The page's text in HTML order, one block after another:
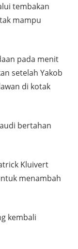
tembakan
mampu
pada menit
setelah Yakob
di kotak
bertahan
Kluivert
menambah
kembali